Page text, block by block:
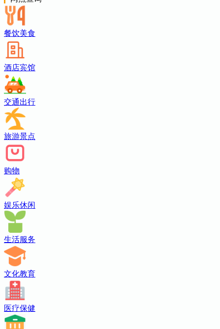
餐饮美食
酒店宾馆
交通出行
旅游景点
购物
娱乐休闲
生活服务
文化教育
医疗保健